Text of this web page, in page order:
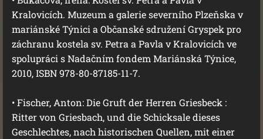
Kralovicích. Muzeum a galerie severního Plzeňska v
mariánské Týnici a Občanské sdružení Gryspek pro
záchranu kostela sv. Petra a Pavla v Kralovicích ve
spolupráci s Nadačním fondem Mariánská Týnice,
2010, ISBN 978-80-87185-11-7.
• Fischer, Anton: Die Gruft der Herren Griesbeck :
Ritter von Griesbach, und die Schicksale dieses
Geschlechtes, nach historischen Quellen, mit einer